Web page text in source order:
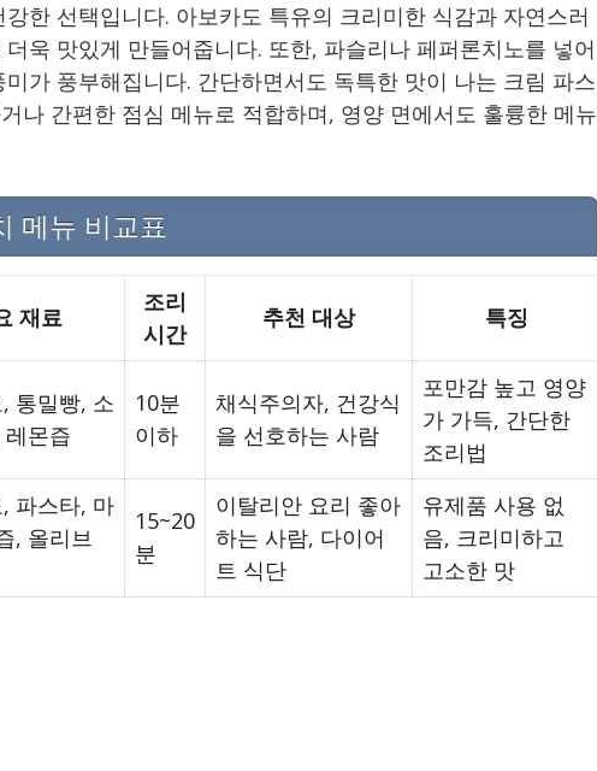
한 선택입니다. 아보카도 특유의 크리미한 식감과 자연스러
욱 맛있게 만들어줍니다. 또한, 파슬리나 페퍼론치노를 넣어
가 풍부해집니다. 간단하면서도 독특한 맛이 나는 크림 파스
나 간편한 점심 메뉴로 적합하며, 영양 면에서도 훌륭한 메뉴
메뉴 비교표
재료
조리
시간
추천 대상 특징
통밀빵, 소
몬즙
10분
이하
채식주의자, 건강식
을 선호하는 사람
포만감 높고 영양
가 가득, 간단한
조리법
파스타, 마
, 올리브
15~20
분
이탈리안 요리 좋아
하는 사람, 다이어
트 식단
유제품 사용 없
음, 크리미하고
고소한 맛